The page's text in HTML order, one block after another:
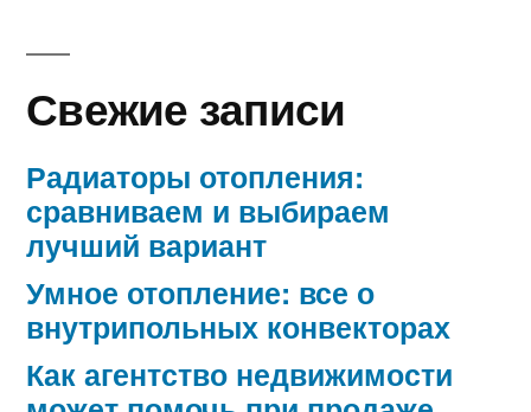
Свежие записи
Радиаторы отопления:
сравниваем и выбираем
лучший вариант
Умное отопление: все о
внутрипольных конвекторах
Как агентство недвижимости